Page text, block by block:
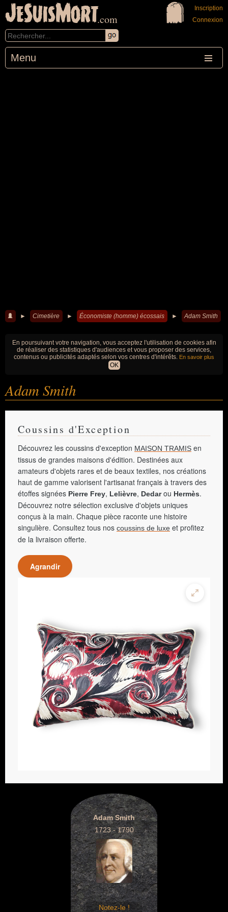
JeSuisMort.com
Menu
Inscription
Connexion
► Cimetière ► Économiste (homme) écossais ► Adam Smith
En poursuivant votre navigation, vous acceptez l'utilisation de cookies afin
de réaliser des statistiques d'audiences et vous proposer des services,
contenus ou publicités adaptés selon vos centres d'intérêts. En savoir plus
OK
Adam Smith
Coussins d'Exception
Découvrez les coussins d'exception MAISON TRAMIS en
tissus de grandes maisons d'édition. Destinées aux
amateurs d'objets rares et de beaux textiles, nos créations
haut de gamme valorisent l'artisanat français à travers des
étoffes signées Pierre Frey, Lelièvre, Dedarou Hermès.
Découvrez notre sélection exclusive d'objets uniques
conçus à la main. Chaque pièce raconte une histoire
singulière. Consultez tous nos coussins de luxe et profitez
de la livraison offerte.
Agrandir
Adam Smith
1723 - 1790
Notez-le !